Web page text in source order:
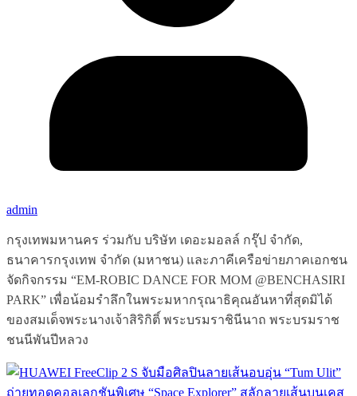
admin
กรุงเทพมหานคร ร่วมกับ บริษัท เดอะมอลล์ กรุ๊ป จำกัด,
ธนาคารกรุงเทพ จำกัด (มหาชน) และภาคีเครือข่ายภาคเอกชน
จัดกิจกรรม “EM-ROBIC DANCE FOR MOM @BENCHASIRI
PARK” เพื่อน้อมรำลึกในพระมหากรุณาธิคุณอันหาที่สุดมิได้
ของสมเด็จพระนางเจ้าสิริกิติ์ พระบรมราชินีนาถ พระบรมราช
ชนนีพันปีหลวง